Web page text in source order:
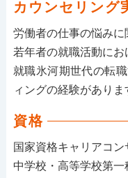
カウンセリング
労働者の仕事の悩み
若年者の就職活動に
就職氷河期世代の転
ィングの経験がありま
資格
国家資格キャリアコン
中学校・高等学校第一